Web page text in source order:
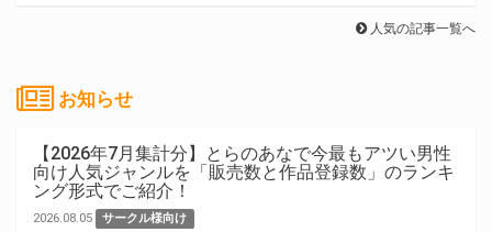
人気の記事一覧へ
お知らせ
【2026年7月集計分】とらのあなで今最もアツい男性
向け人気ジャンルを「販売数と作品登録数」のランキ
ング形式でご紹介！
2026.08.05 サークル様向け